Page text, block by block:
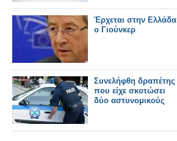
Έρχεται στην Ελλάδα
ο Γιούνκερ
Συνελήφθη δραπέτης
που είχε σκοτώσει
δύο αστυνομικούς